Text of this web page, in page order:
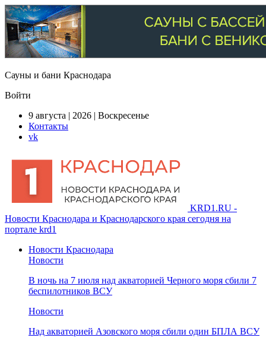
Сауны и бани Краснодара
Войти
9 августа | 2026 | Воскресенье
Контакты
vk
KRD1.RU -
Новости Краснодара и Краснодарского края сегодня на
портале krd1
Новости Краснодара
Новости
В ночь на 7 июля над акваторией Черного моря сбили 7
беспилотников ВСУ
Новости
Над акваторией Азовского моря сбили один БПЛА ВСУ